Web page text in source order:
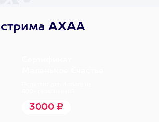
АХАА
3000 ₽